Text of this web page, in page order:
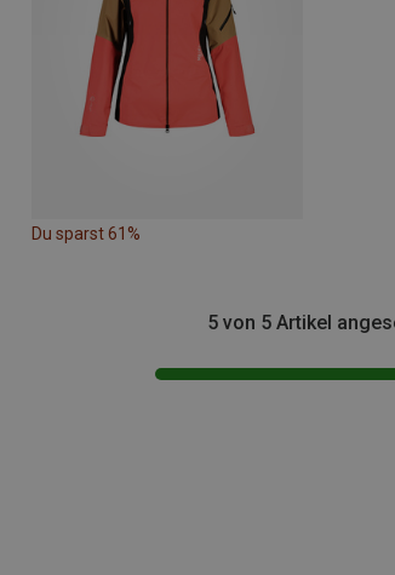
Du sparst 61%
5 von 5 Artikel